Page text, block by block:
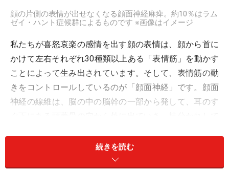
顔の片側の表情が出せなくなる顔面神経麻痺。約10％はラム
ゼイ・ハント症候群によるものです ※画像はイメージ
私たちが喜怒哀楽の感情を出す顔の表情は、顔から首に
かけて左右それぞれ30種類以上ある「表情筋」を動かす
ことによって生み出されています。そして、表情筋の動
きをコントロールしているのが「顔面神経」です。顔面
神経の線維は、脳の中の脳幹の一部から発して、耳のす
す。顔面神経は、別名「第7脳神経」とも呼ばれます。
続きを読む